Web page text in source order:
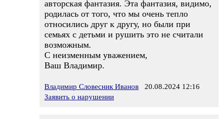
авторская фантазия. Эта фантазия, видимо,
родилась от того, что мы очень тепло
относились друг к другу, но были при
семьях с детьми и рушить это не считали
возможным.
С неизменным уважением,
Ваш Владимир.
Владимир Словесник Иванов 20.08.2024 12:16
Заявить о нарушении